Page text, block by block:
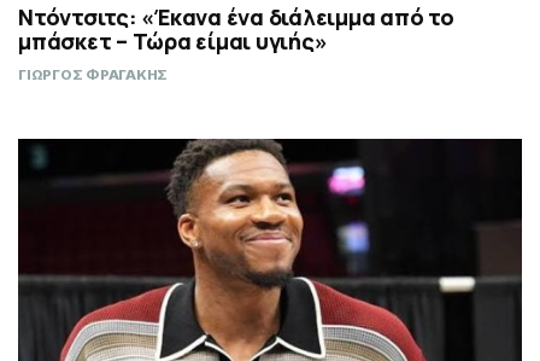
Ντόντσιτς: «Έκανα ένα διάλειμμα από το
μπάσκετ – Τώρα είμαι υγιής»
ΓΙΩΡΓΟΣ ΦΡΑΓΑΚΗΣ